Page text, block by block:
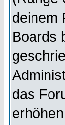
deinem
Boards
das